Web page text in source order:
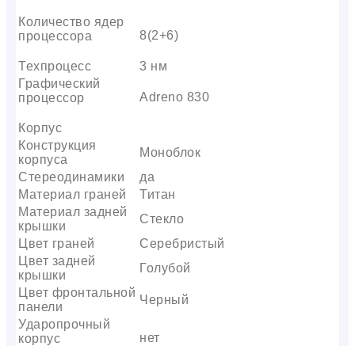
Количество ядер
процессора
8(2+6)
Техпроцесс
3 нм
Графический
процессор
Adreno 830
Корпус
Конструкция
корпуса
Моноблок
Стереодинамики
да
Материал граней
Титан
Материал задней
крышки
Стекло
Цвет граней
Серебристый
Цвет задней
крышки
Голубой
Цвет фронтальной
панели
Черный
Ударопрочный
корпус
нет